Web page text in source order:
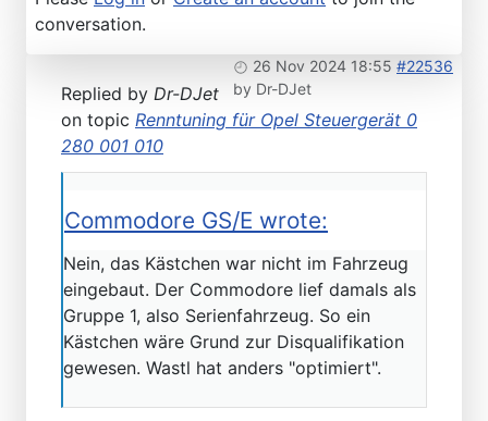
conversation.
26 Nov 2024 18:55 #22536
by Dr-DJet
Replied by Dr-DJet
on topic Renntuning für Opel Steuergerät 0
280 001 010
Commodore GS/E wrote:
Nein, das Kästchen war nicht im Fahrzeug
eingebaut. Der Commodore lief damals als
Gruppe 1, also Serienfahrzeug. So ein
Kästchen wäre Grund zur Disqualifikation
gewesen. Wastl hat anders "optimiert".